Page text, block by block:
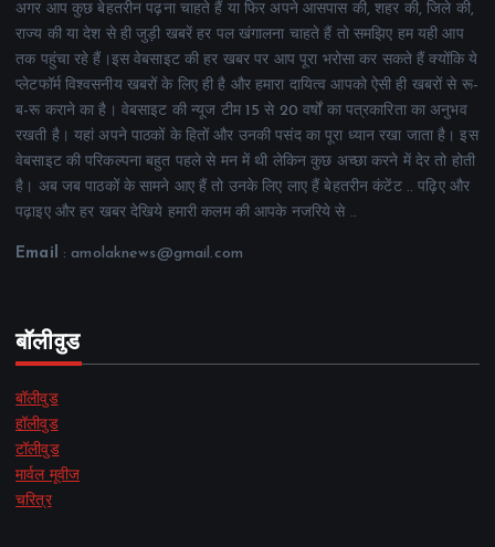
अगर आप कुछ बेहतरीन पढ़ना चाहते हैं या फिर अपने आसपास की, शहर की, जिले की,
राज्य की या देश से ही जुड़ी खबरें हर पल खंगालना चाहते हैं तो समझिए हम यही आप
तक पहुंचा रहे हैं।इस वेबसाइट की हर खबर पर आप पूरा भरोसा कर सकते हैं क्योंकि ये
प्लेटफॉर्म विश्वसनीय खबरों के लिए ही है और हमारा दायित्व आपको ऐसी ही खबरों से रू-
ब-रू कराने का है। वेबसाइट की न्यूज टीम 15 से 20 वर्षों का पत्रकारिता का अनुभव
रखती है। यहां अपने पाठकों के हितों और उनकी पसंद का पूरा ध्यान रखा जाता है। इस
वेबसाइट की परिकल्पना बहुत पहले से मन में थी लेकिन कुछ अच्छा करने में देर तो होती
है। अब जब पाठकों के सामने आए हैं तो उनके लिए लाए हैं बेहतरीन कंटेंट .. पढ़िए और
पढ़ाइए और हर खबर देखिये हमारी कलम की आपके नजरिये से ..
Email : amolaknews@gmail.com
बॉलीवुड
बॉलीवुड
हॉलीवुड
टॉलीवुड
मार्वल मूवीज
चरित्र